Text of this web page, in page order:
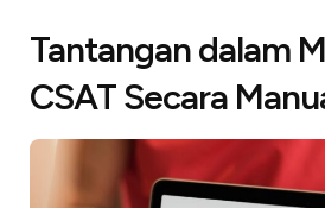
Tantangan dalam
CSAT Secara